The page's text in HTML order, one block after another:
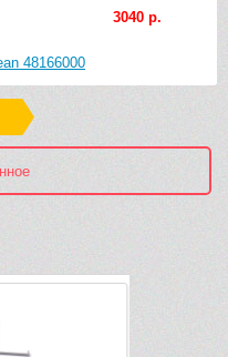
48166000
3040 р.